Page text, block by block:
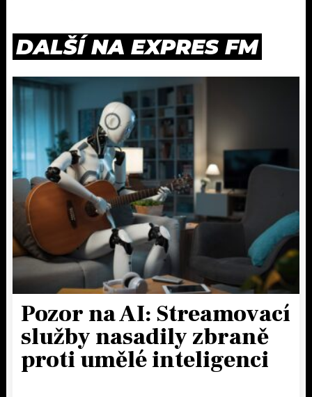
DALŠÍ NA EXPRES FM
Pozor na AI: Streamovací
služby nasadily zbraně
proti umělé inteligenci